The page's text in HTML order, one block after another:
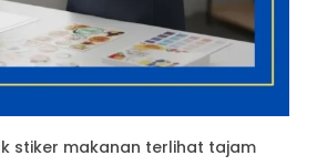
stiker makanan terlihat tajam